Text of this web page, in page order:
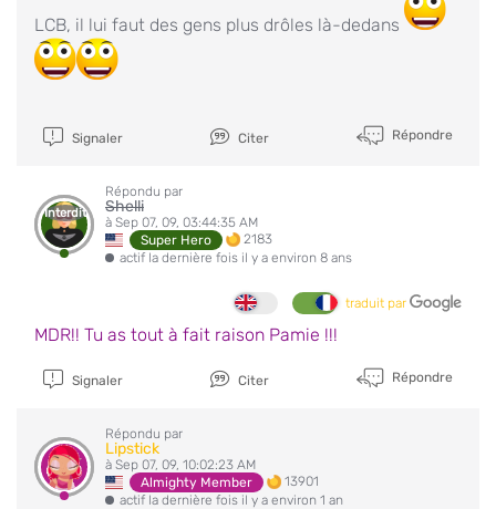
LCB, il lui faut des gens plus drôles là-dedans
Signaler Citer Répondre
Interdit
Répondu par
Shelli
à Sep 07, 09, 03:44:35 AM
Super Hero
2183
actif la dernière fois il y a environ 8 ans
traduit par
MDR!! Tu as tout à fait raison Pamie !!!
Signaler Citer Répondre
Répondu par
Lipstick
à Sep 07, 09, 10:02:23 AM
Almighty Member
13901
actif la dernière fois il y a environ 1 an